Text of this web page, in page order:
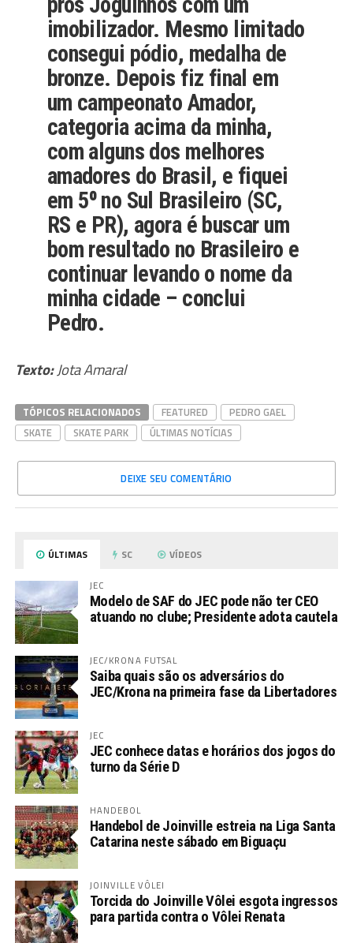
imobilizador. Mesmo limitado
consegui pódio, medalha de
bronze. Depois fiz final em
um campeonato Amador,
categoria acima da minha,
com alguns dos melhores
amadores do Brasil, e fiquei
em 5⁰ no Sul Brasileiro (SC,
RS e PR), agora é buscar um
bom resultado no Brasileiro e
continuar levando o nome da
minha cidade – conclui
Pedro.
Texto:Jota Amaral
TÓPICOS RELACIONADOS FEATURED
PEDRO GAEL
SKATE
SKATE PARK ÚLTIMAS NOTÍCIAS
DEIXE SEU COMENTÁRIO
ÚLTIMAS SC VÍDEOS
JEC
Modelo de SAF do JEC pode não ter CEO
atuando no clube; Presidente adota cautela
JEC/KRONA FUTSAL
Saiba quais são os adversários do
JEC/Krona na primeira fase da Libertadores
JEC
JEC conhece datas e horários dos jogos do
turno da Série D
HANDEBOL
Handebol de Joinville estreia na Liga Santa
Catarina neste sábado em Biguaçu
JOINVILLE VÔLEI
Torcida do Joinville Vôlei esgota ingressos
para partida contra o Vôlei Renata